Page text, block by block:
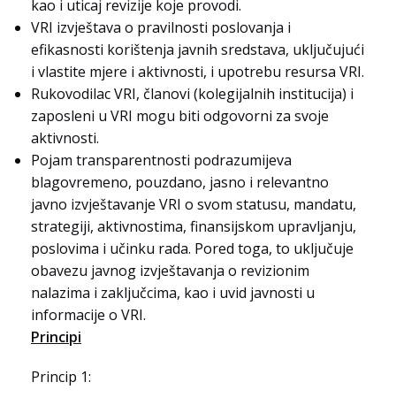
kao i uticaj revizije koje provodi.
VRI izvještava o pravilnosti poslovanja i
efikasnosti korištenja javnih sredstava, uključujući
i vlastite mjere i aktivnosti, i upotrebu resursa VRI.
Rukovodilac VRI, članovi (kolegijalnih institucija) i
zaposleni u VRI mogu biti odgovorni za svoje
aktivnosti.
Pojam transparentnosti podrazumijeva
blagovremeno, pouzdano, jasno i relevantno
javno izvještavanje VRI o svom statusu, mandatu,
strategiji, aktivnostima, finansijskom upravljanju,
poslovima i učinku rada. Pored toga, to uključuje
obavezu javnog izvještavanja o revizionim
nalazima i zaključcima, kao i uvid javnosti u
informacije o VRI.
Principi
Princip 1: